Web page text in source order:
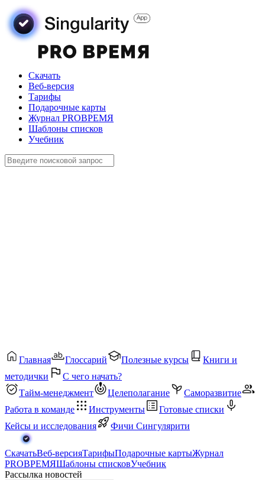
Скачать
Веб-версия
Тарифы
Подарочные карты
Журнал PROВРЕМЯ
Шаблоны списков
Учебник
Главная Глоссарий Полезные курсы
Книги и
методички
С чего начать?
Тайм-менеджмент
Целеполагание
Саморазвитие
Работа в команде
Инструменты
Готовые списки
Кейсы и исследования
Фичи Сингулярити
СкачатьВеб-версияТарифыПодарочные картыЖурнал
PROВРЕМЯШаблоны списковУчебник
Рассылка новостей